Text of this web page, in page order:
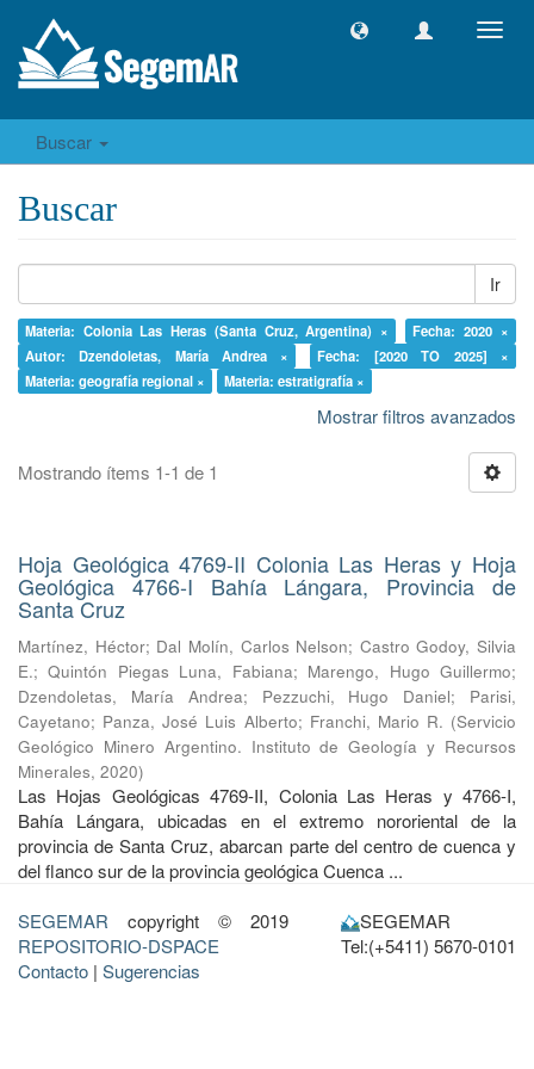
Buscar
Buscar
Ir
Materia: Colonia Las Heras (Santa Cruz, Argentina) ×
Fecha: 2020 ×
Autor: Dzendoletas, María Andrea ×
Fecha: [2020 TO 2025] ×
Materia: geografía regional ×
Materia: estratigrafía ×
Mostrar filtros avanzados
Mostrando ítems 1-1 de 1
Hoja Geológica 4769-II Colonia Las Heras y Hoja
Geológica 4766-I Bahía Lángara, Provincia de
Santa Cruz
Martínez, Héctor; Dal Molín, Carlos Nelson; Castro Godoy, Silvia
E.;Quintón Piegas Luna, Fabiana; Marengo, Hugo Guillermo;
Dzendoletas, María Andrea; Pezzuchi, Hugo Daniel; Parisi,
Cayetano; Panza, José Luis Alberto; Franchi, Mario R. (Servicio
Geológico Minero Argentino. Instituto de Geología y Recursos
Minerales, 2020)
Las Hojas Geológicas 4769-II, Colonia Las Heras y 4766-I,
Bahía Lángara, ubicadas en el extremo nororiental de la
provincia de Santa Cruz, abarcan parte del centro de cuenca y
del flanco sur de la provincia geológica Cuenca ...
SEGEMAR copyright © 2019
REPOSITORIO-DSPACE
Contacto | Sugerencias
SEGEMAR
Tel:(+5411) 5670-0101